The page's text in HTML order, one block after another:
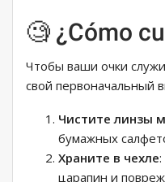
🧐 ¿Cómo
Чтобы ваши очки
свой первоначальный
Чистите линзы
бумажных
Храните в чехле
царапин и